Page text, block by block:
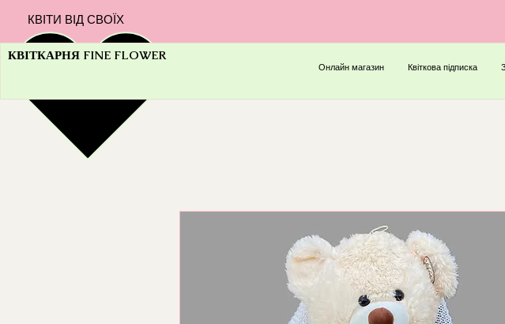
КВІТИ ВІД СВОЇХ
КВІТКАРНЯ FINE FLOWER
Онлайн магазин Квіткова підписка